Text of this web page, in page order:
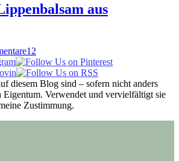
aus
12
diesem Blog sind – sofern nicht anders
Eigentum. Verwendet und vervielfältigt sie
Zustimmung.